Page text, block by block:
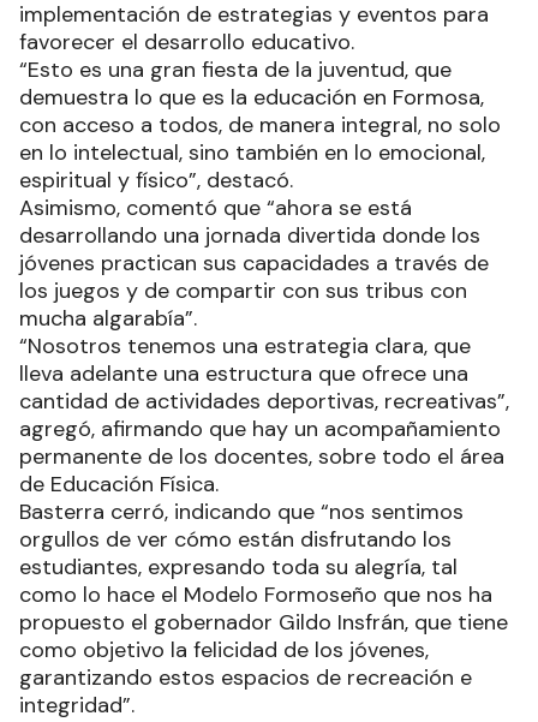
implementación de estrategias y eventos para
favorecer el desarrollo educativo.
“Esto es una gran fiesta de la juventud, que
demuestra lo que es la educación en Formosa,
con acceso a todos, de manera integral, no solo
en lo intelectual, sino también en lo emocional,
espiritual y físico”, destacó.
Asimismo, comentó que “ahora se está
desarrollando una jornada divertida donde los
jóvenes practican sus capacidades a través de
los juegos y de compartir con sus tribus con
mucha algarabía”.
“Nosotros tenemos una estrategia clara, que
lleva adelante una estructura que ofrece una
cantidad de actividades deportivas, recreativas”,
agregó, afirmando que hay un acompañamiento
permanente de los docentes, sobre todo el área
de Educación Física.
Basterra cerró, indicando que “nos sentimos
orgullos de ver cómo están disfrutando los
estudiantes, expresando toda su alegría, tal
como lo hace el Modelo Formoseño que nos ha
propuesto el gobernador Gildo Insfrán, que tiene
como objetivo la felicidad de los jóvenes,
garantizando estos espacios de recreación e
integridad”.